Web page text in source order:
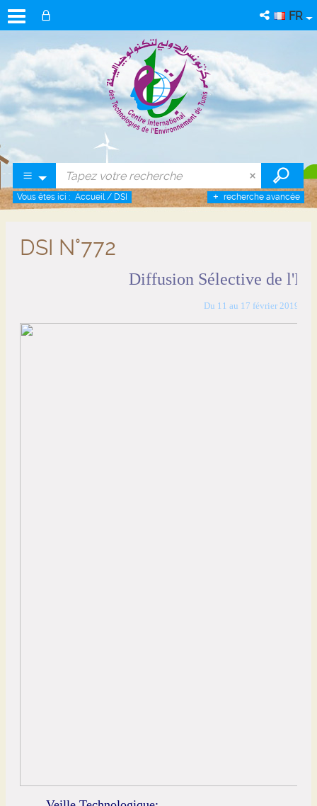
FR
recherche avancée
Vous êtes ici : Accueil / DSI
DSI N°772